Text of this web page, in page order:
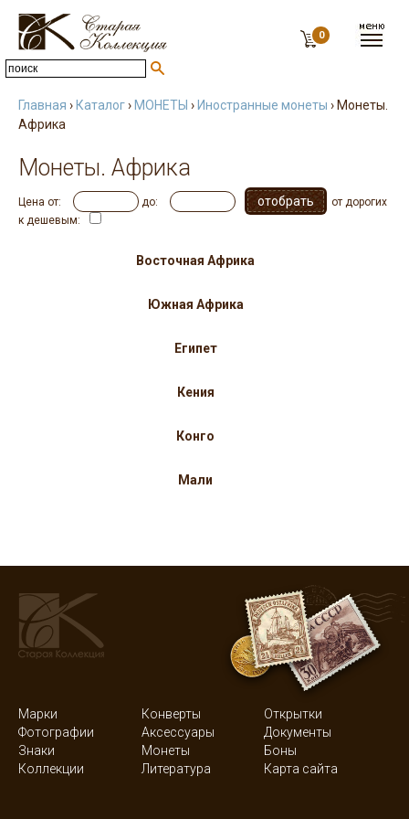
0
Главная › Каталог› МОНЕТЫ › Иностранные монеты › Монеты.
Африка
Монеты. Африка
Цена от: до:
от дорогих
к дешевым:
Восточная Африка
Южная Африка
Египет
Кения
Конго
Мали
Марки Конверты
Открытки
Фотографии
Аксессуары
Документы
Знаки
Монеты
Боны
Коллекции
Литература Карта сайта